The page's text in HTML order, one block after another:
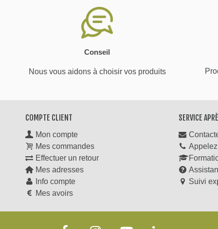
Conseil
Nous vous aidons à choisir vos produits
COMPTE CLIENT
Mon compte
Mes commandes
Effectuer un retour
Mes adresses
Info compte
Mes avoirs
SERVICE
Suivi